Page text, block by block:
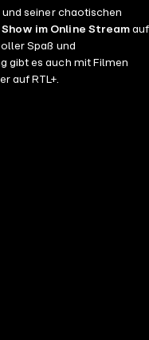
seiner chaotischen
im Online Streamauf
Spaß und
gibt es auch mit Filmen
auf RTL+.